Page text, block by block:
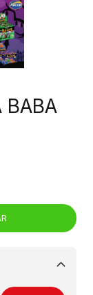
BABA
Alterar CEP